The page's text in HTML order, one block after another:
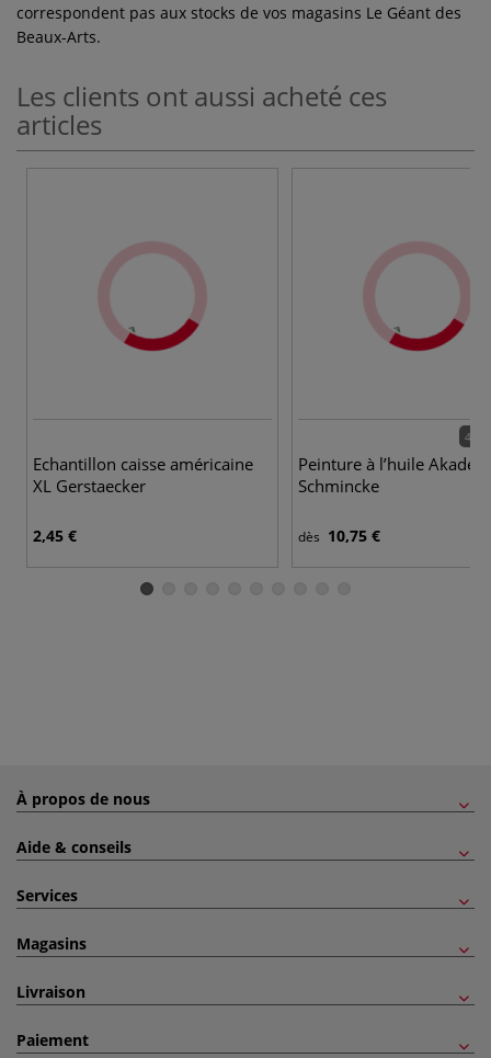
correspondent pas aux stocks de vos magasins Le Géant des
Beaux-Arts.
Les clients ont aussi acheté ces
articles
Echantillon caisse américaine
XL Gerstaecker
2,45 €
48
Peinture à l’huile
Schmincke
dès 10,75 €
À propos de nous
Aide & conseils
Services
Magasins
Livraison
Paiement